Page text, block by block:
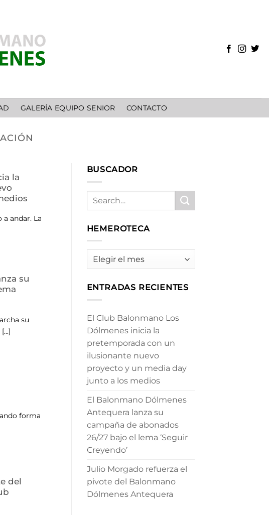
GALERÍA EQUIPO SENIOR CONTACTO
la
andar. La
su
su
forma
del
BUSCADOR
HEMEROTECA
HEMEROTECA
ENTRADAS RECIENTES
El Club Balonmano Los
Dólmenes inicia la
pretemporada con un
ilusionante nuevo
proyecto y un media day
junto a los medios
El Balonmano Dólmenes
Antequera lanza su
campaña de abonados
26/27 bajo el lema ‘Seguir
Creyendo’
Julio Morgado refuerza el
pivote del Balonmano
Dólmenes Antequera